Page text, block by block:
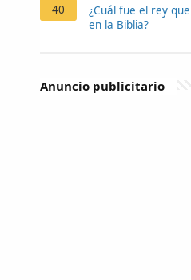
40
¿Cuál fue el rey
en la Biblia?
Anuncio publicitario